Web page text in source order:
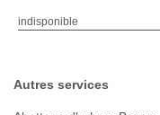
indisponible
Autres services